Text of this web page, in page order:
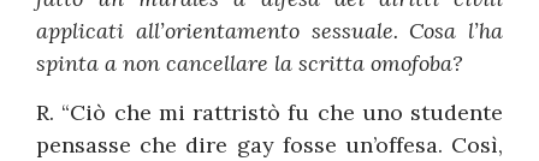
applicati all’orientamento sessuale. Cosa l’ha
spinta a non cancellare la scritta omofoba?
R. “Ciò che mi rattristò fu che uno studente
pensasse che dire gay fosse un’offesa. Così,